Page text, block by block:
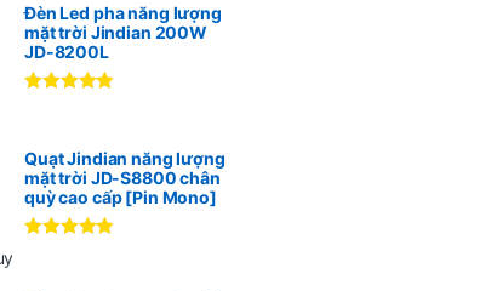
Đèn Led pha năng lượng
mặt trời Jindian 200W
JD-8200L
Quạt Jindian năng lượng
mặt trời JD-S8800 chân
quỳ cao cấp [Pin Mono]